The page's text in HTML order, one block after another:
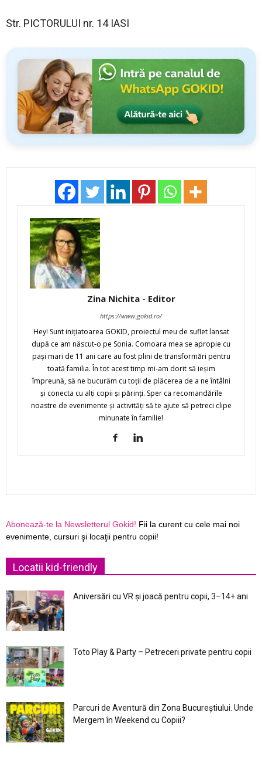
Str. PICTORULUI nr. 14 IASI
Zina Nichita - Editor
https://www.gokid.ro/
Hey! Sunt iniţiatoarea GOKID, proiectul meu de suflet lansat
după ce am născut-o pe Sonia. Comoara mea se apropie cu
paşi mari de 11 ani care au fost plini de transformări pentru
toată familia. În tot acest timp mi-am dorit să ieşim
împreună, să ne bucurăm cu toţii de plăcerea de a ne întâlni
şi conecta cu alţi copii şi părinţi. Sper ca recomandările
noastre de evenimente şi activităţi să te ajute să petreci clipe
minunate în familie!
Abonează-te la Newsletterul Gokid! Fii la curent cu cele mai noi
evenimente, cursuri şi locaţii pentru copii!
Locatii kid-friendly
Aniversări cu VR și joacă pentru copii, 3–14+ ani
Toto Play & Party – Petreceri private pentru copii
Parcuri de Aventură din Zona Bucureştiului. Unde
Mergem în Weekend cu Copiii?